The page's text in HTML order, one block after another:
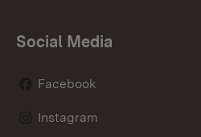
Social Media
Facebook
Instagram